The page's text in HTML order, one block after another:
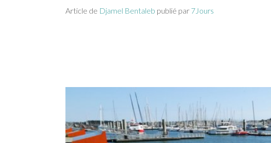
Article de Djamel Bentaleb publié par 7Jours